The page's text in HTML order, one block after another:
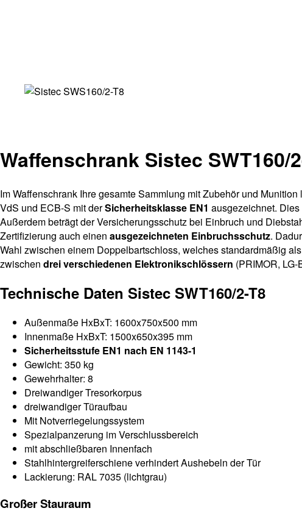
Waffenschrank Sistec SWT160/
Im Waffenschrank Ihre gesamte Sammlung mit Zubehör und
VdS und ECB-S mit derSicherheitsklasse EN1 ausgezeichnet.
Außerdem beträgt der Versicherungsschutz bei Einbruch und
Zertifizierung auch einen ausgezeichneten Einbruchsschutz.
Wahl zwischen einem Doppelbartschloss, welches standardmäßig
zwischen drei verschiedenen Elektronikschlössern (PRIMOR,
Technische Daten Sistec SWT160/2-T8
Außenmaße HxBxT: 1600x750x500 mm
Innenmaße HxBxT: 1500x650x395 mm
Sicherheitsstufe EN1 nach EN 1143-1
Gewicht: 350 kg
Gewehrhalter: 8
Dreiwandiger Tresorkorpus
dreiwandiger Türaufbau
Mit Notverriegelungssystem
Spezialpanzerung im Verschlussbereich
mit abschließbaren Innenfach
Stahlhintergreiferschiene verhindert Aushebeln der Tür
Lackierung: RAL 7035 (lichtgrau)
Großer Stauraum